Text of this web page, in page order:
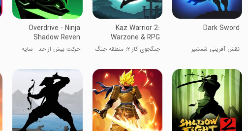
Dark Sword
نقش آفرینی شمشیر
Kaz Warrior 2:
Warzone & RPG
جنگجوی کاز ۲: منطقه جنگ
Overdrive - Ninja
Shadow Reven
حرکت بیش از حد - سایه